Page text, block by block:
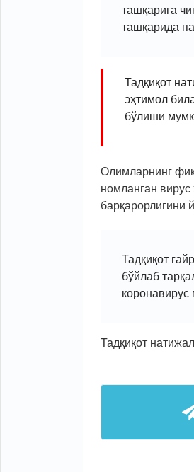
ташқарига
ташқарида
Тадқиқот
эҳтимол
бўлиши
Олимларнинг
номланган
барқарорлигини
Тадқиқот
бўйлаб
коронавирус
Тадқиқот